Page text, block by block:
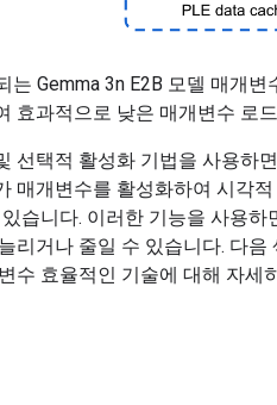
는 Gemma 3n E2B 모델 매개변
효과적으로 낮은 매개변수 로
선택적 활성화 기법을 사용하
매개변수를 활성화하여 시각
습니다. 이러한 기능을 사용하
리거나 줄일 수 있습니다. 다음
수 효율적인 기술에 대해 자세